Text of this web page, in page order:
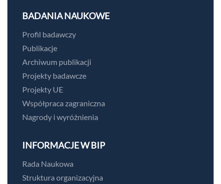
BADANIA NAUKOWE
Profil badawczy
Publikacje
Archiwum publikacji
Projekty badawcze
Projekty UE
Współpraca zagraniczna
Nagrody i wyróżnienia
INFORMACJE W BIP
Rada Naukowa
Struktura organizacyjna